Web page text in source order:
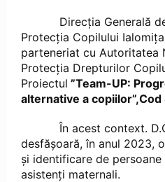
Direcţia Generală de
Protecţia Copilului
parteneriat cu Autoritatea
Protecția Drepturilor
Proiectul ”Team-UP:
alternative a copiilor”,Cod
În acest context.
desfășoară, în anul 2023,
și identificare de
asistenți maternali.